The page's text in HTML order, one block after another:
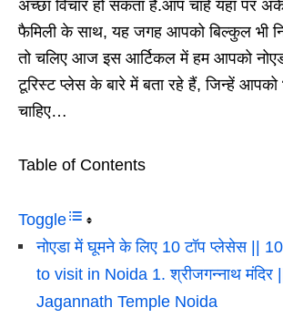
अच्छा विचार हो सकता है.आप चाहे यहां पर
फैमिली के साथ, यह जगह आपको बिल्कुल भी
तो चलिए आज इस आर्टिकल में हम आपको
टूरिस्ट प्लेस के बारे में बता रहे हैं, जिन्हें आपको
चाहिए…
Table of Contents
Toggle
नोएडा में घूमने के लिए 10 टॉप प्लेसेस ||
to visit in Noida 1. श्रीजगन्नाथ मंदिर
Jagannath Temple Noida